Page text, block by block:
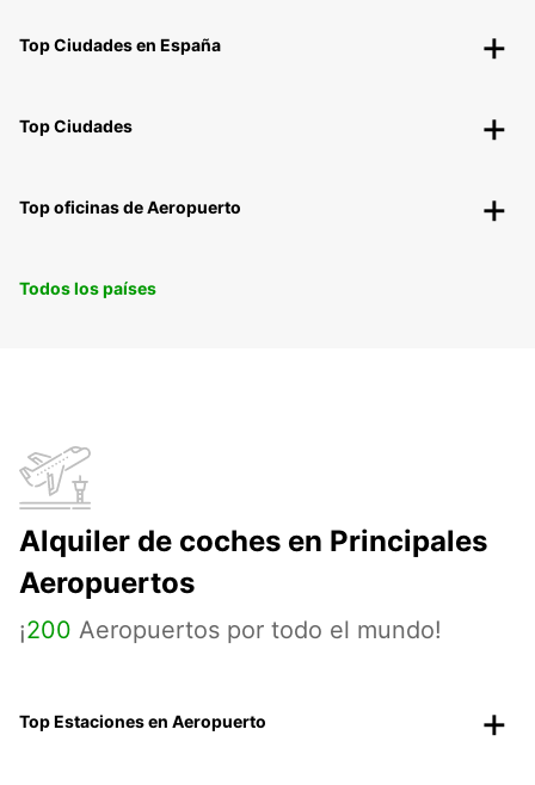
Top Ciudades en España
Top Ciudades
Top oficinas de Aeropuerto
Todos los países
Alquiler de coches en Principales
Aeropuertos
¡200 Aeropuertos por todo el mundo!
Top Estaciones en Aeropuerto